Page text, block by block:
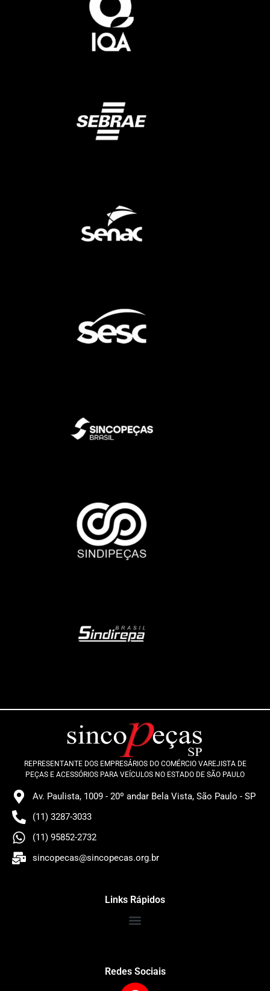
REPRESENTANTE DOS EMPRESÁRIOS DO COMÉRCIO VAREJISTA DE
PEÇAS E ACESSÓRIOS PARA VEÍCULOS NO ESTADO DE SÃO PAULO
Av. Paulista, 1009 - 20º andar Bela Vista, São Paulo - SP
(11) 3287-3033
(11) 95852-2732
sincopecas@sincopecas.org.br
Links Rápidos
Redes Sociais